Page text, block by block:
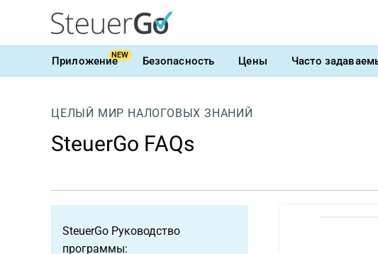
ПриложениеNEW Безопасность Цены Часто
ЦЕЛЫЙ МИР НАЛОГОВЫХ ЗНАНИЙ
SteuerGo FAQs
SteuerGo Руководство
программы: